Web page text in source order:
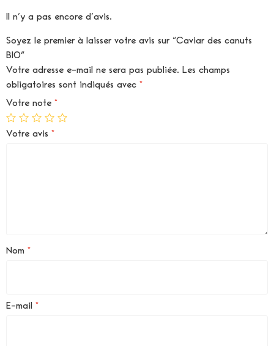
Il n’y a pas encore d’avis.
Soyez le premier à laisser votre avis sur “Caviar des canuts
BIO”
Votre adresse e-mail ne sera pas publiée. Les champs
obligatoires sont indiqués avec *
Votre note *
Votre avis *
Nom *
E-mail *